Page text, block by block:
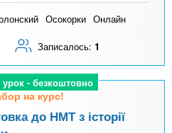
Осокорки Онлайн
Записалось: 1
- безкоштовно
на курс!
до НМТ з історії